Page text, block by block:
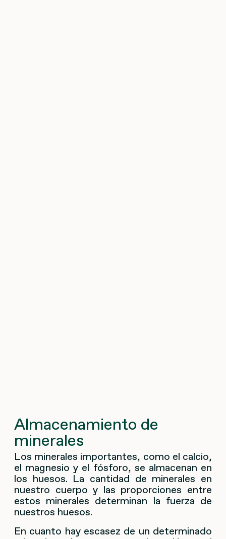
Almacenamiento de
minerales
Los minerales importantes, como el calcio,
el magnesio y el fósforo, se almacenan en
los huesos. La cantidad de minerales en
nuestro cuerpo y las proporciones entre
estos minerales determinan la fuerza de
nuestros huesos.
En cuanto hay escasez de un determinado